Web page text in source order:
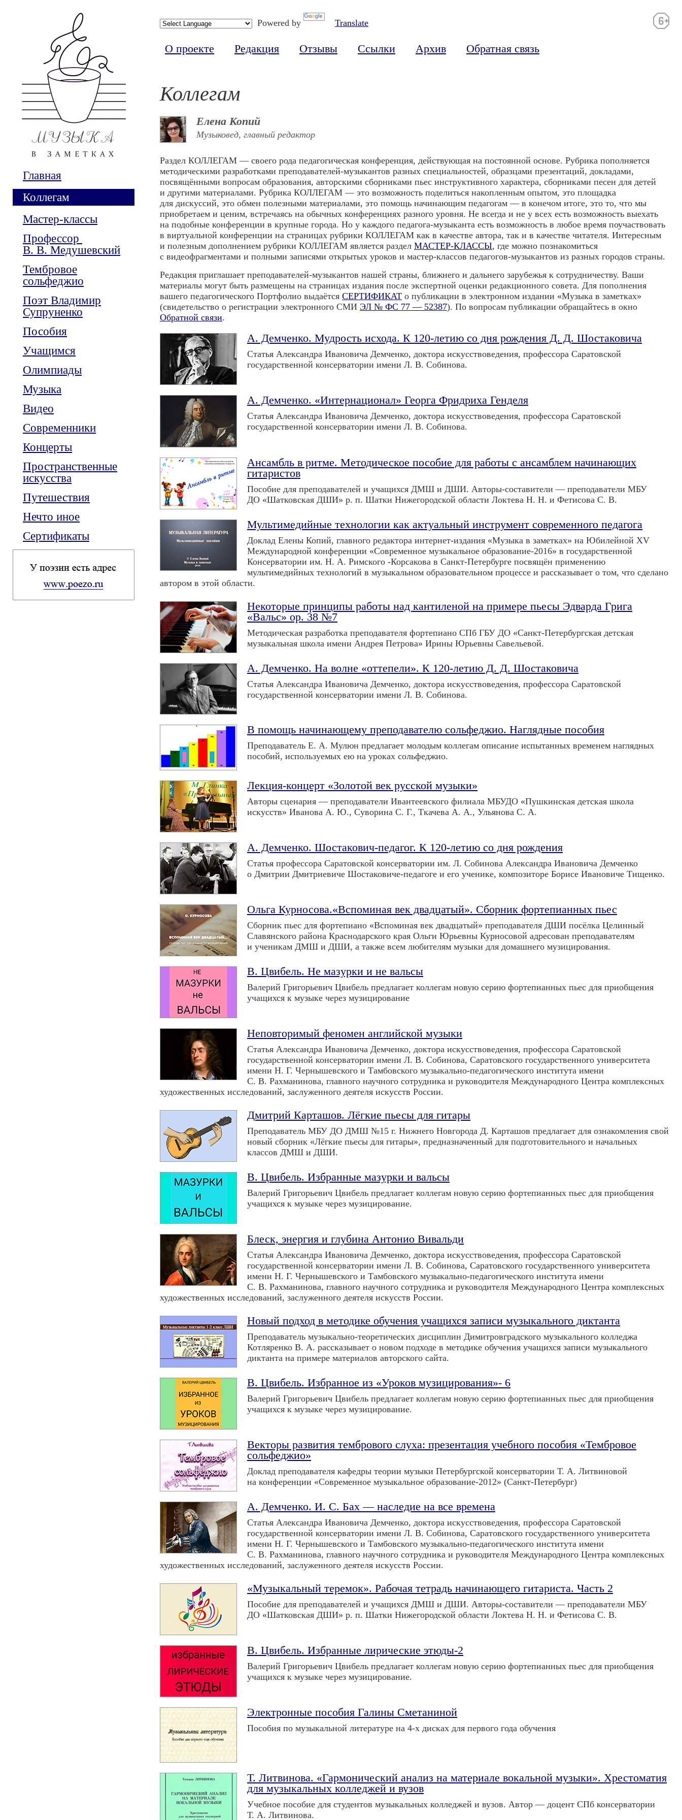
Главная
Коллегам
Мастер-классы
Профессор
В. В. Медушевский
Тембровое
сольфеджио
Поэт Владимир
Супруненко
Пособия
Учащимся
Олимпиады
Музыка
Видео
Современники
Концерты
Пространственные
искусства
Путешествия
Нечто иное
Сертификаты
Powered by Translate
О проекте Редакция Отзывы Ссылки Архив Обратная связь
Коллегам
Елена Копий
Музыковед, главный редактор
Раздел КОЛЛЕГАМ — своего рода педагогическая конференция, действующая на постоянной основе. Рубрика пополняется
методическими разработками преподавателей-музыкантов разных специальностей, образцами презентаций, докладами,
посвящёнными вопросам образования, авторскими сборниками пьес инструктивного характера, сборниками песен для детей
и другими материалами. Рубрика КОЛЛЕГАМ — это возможность поделиться накопленным опытом, это площадка
для дискуссий, это обмен полезными материалами, это помощь начинающим педагогам — в конечом итоге, это то, что мы
приобретаем и ценим, встречаясь на обычных конференциях разного уровня. Не всегда и не у всех есть возможность выехать
на подобные конференции в крупные города. Но у каждого педагога-музыканта есть возможность в любое время поучаствовать
в виртуальной конференции на страницах рубрики КОЛЛЕГАМ как в качестве автора, так и в качестве читателя. Интересным
и полезным дополнением рубрики КОЛЛЕГАМ является раздел МАСТЕР-КЛАССЫ, где можно познакомиться
с видеофрагментами и полными записями открытых уроков и мастер-классов педагогов-музыкантов из разных городов страны.
Редакция приглашает преподавателей-музыкантов нашей страны, ближнего и дальнего зарубежья к сотрудничеству. Ваши
материалы могут быть размещены на страницах издания после экспертной оценки редакционного совета. Для пополнения
вашего педагогического Портфолио выдаётся СЕРТИФИКАТ о публикации в электронном издании «Музыка в заметках»
(свидетельство о регистрации электронного СМИ ЭЛ № ФС 77 — 52387). По вопросам публикации обращайтесь в окно
Обратной связи.
А. Демченко. Мудрость исхода. К 120-летию со дня рождения Д. Д. Шостаковича
Статья Александра Ивановича Демченко, доктора искусствоведения, профессора Саратовской
государственной консерватории имени Л. В. Собинова.
А. Демченко. «Интернационал» Георга Фридриха Генделя
Статья Александра Ивановича Демченко, доктора искусствоведения, профессора Саратовской
государственной консерватории имени Л. В. Собинова.
Ансамбль в ритме. Методическое пособие для работы с ансамблем начинающих
гитаристов
Пособие для преподавателей и учащихся ДМШ и ДШИ. Авторы-составители — преподаватели МБУ
ДО «Шатковская ДШИ» р. п. Шатки Нижегородской области Локтева Н. Н. и Фетисова С. В.
Мультимедийные технологии как актуальный инструмент современного педагога
Доклад Елены Копий, главного редактора интернет-издания «Музыка в заметках» на Юбилейной ХV
Международной конференции «Современное музыкальное образование-2016» в государственной
Консерватории им. Н. А. Римского -Корсакова в Санкт-Петербурге посвящён применению
мультимедийных технологий в музыкальном образовательном процессе и рассказывает о том, что сделано
автором в этой области.
Некоторые принципы работы над кантиленой на примере пьесы Эдварда Грига
«Вальс» ор. 38 №7
Методическая разработка преподавателя фортепиано СПб ГБУ ДО «Санкт-Петербургская детская
музыкальная школа имени Андрея Петрова» Ирины Юрьевны Савельевой.
А. Демченко. На волне «оттепели». К 120-летию Д. Д. Шостаковича
Статья Александра Ивановича Демченко, доктора искусствоведения, профессора Саратовской
государственной консерватории имени Л. В. Собинова.
В помощь начинающему преподавателю сольфеджио. Наглядные пособия
Преподаватель Е. А. Мулюн предлагает молодым коллегам описание испытанных временем наглядных
пособий, используемых ею на уроках сольфеджио.
Лекция-концерт «Золотой век русской музыки»
Авторы сценария — преподаватели Ивантеевского филиала МБУДО «Пушкинская детская школа
искусств» Иванова А. Ю., Суворина С. Г., Ткачева А. А., Ульянова С. А.
А. Демченко. Шостакович-педагог. К 120-летию со дня рождения
Статья профессора Саратовской консерватории им. Л. Собинова Александра Ивановича Демченко
о Дмитрии Дмитриевиче Шостаковиче-педагоге и его ученике, композиторе Борисе Ивановиче Тищенко.
Ольга Курносова.«Вспоминая век двадцатый». Сборник фортепианных пьес
Сборник пьес для фортепиано «Вспоминая век двадцатый» преподавателя ДШИ посёлка Целинный
Славянского района Краснодарского края Ольги Юрьевны Курносовой адресован преподавателям
и ученикам ДМШ и ДШИ, а также всем любителям музыки для домашнего музицирования.
В. Цвибель. Не мазурки и не вальсы
Валерий Григорьевич Цвибель предлагает коллегам новую серию фортепианных пьес для приобщения
учащихся к музыке через музицирование
Неповторимый феномен английской музыки
Статья Александра Ивановича Демченко, доктора искусствоведения, профессора Саратовской
государственной консерватории имени Л. В. Собинова, Саратовского государственного университета
имени Н. Г. Чернышевского и Тамбовского музыкально-педагогического института имени
С. В. Рахманинова, главного научного сотрудника и руководителя Международного Центра комплексных
художественных исследований, заслуженного деятеля искусств России.
Дмитрий Карташов. Лёгкие пьесы для гитары
Преподаватель МБУ ДО ДМШ №15 г. Нижнего Новгорода Д. Карташов предлагает для ознакомления свой
новый сборник «Лёгкие пьесы для гитары», предназначенный для подготовительного и начальных
классов ДМШ и ДШИ.
В. Цвибель. Избранные мазурки и вальсы
Валерий Григорьевич Цвибель предлагает коллегам новую серию фортепианных пьес для приобщения
учащихся к музыке через музицирование.
Блеск, энергия и глубина Антонио Вивальди
Статья Александра Ивановича Демченко, доктора искусствоведения, профессора Саратовской
государственной консерватории имени Л. В. Собинова, Саратовского государственного университета
имени Н. Г. Чернышевского и Тамбовского музыкально-педагогического института имени
С. В. Рахманинова, главного научного сотрудника и руководителя Международного Центра комплексных
художественных исследований, заслуженного деятеля искусств России.
Новый подход в методике обучения учащихся записи музыкального диктанта
Преподаватель музыкально-теоретических дисциплин Димитровградского музыкального колледжа
Котляренко В. А. рассказывает о новом подходе в методике обучения учащихся записи музыкального
диктанта на примере материалов авторского сайта.
В. Цвибель. Избранное из «Уроков музицирования»- 6
Валерий Григорьевич Цвибель предлагает коллегам новую серию фортепианных пьес для приобщения
учащихся к музыке через музицирование.
Векторы развития тембрового слуха: презентация учебного пособия «Тембровое
сольфеджио»
Доклад преподавателя кафедры теории музыки Петербургской консерватории Т. А. Литвиновой
на конференции «Современное музыкальное образование-2012» (Санкт-Петербург)
А. Демченко. И. С. Бах — наследие на все времена
Статья Александра Ивановича Демченко, доктора искусствоведения, профессора Саратовской
государственной консерватории имени Л. В. Собинова, Саратовского государственного университета
имени Н. Г. Чернышевского и Тамбовского музыкально-педагогического института имени
С. В. Рахманинова, главного научного сотрудника и руководителя Международного Центра комплексных
художественных исследований, заслуженного деятеля искусств России.
«Музыкальный теремок». Рабочая тетрадь начинающего гитариста. Часть 2
Пособие для преподавателей и учащихся ДМШ и ДШИ. Авторы-составители — преподаватели МБУ
ДО «Шатковская ДШИ» р. п. Шатки Нижегородской области Локтева Н. Н. и Фетисова С. В.
В. Цвибель. Избранные лирические этюды-2
Валерий Григорьевич Цвибель предлагает коллегам новую серию фортепианных пьес для приобщения
учащихся к музыке через музицирование.
Электронные пособия Галины Сметаниной
Пособия по музыкальной литературе на 4-х дисках для первого года обучения
Т. Литвинова. «Гармонический анализ на материале вокальной музыки». Хрестоматия
для музыкальных колледжей и вузов
Учебное пособие для студентов музыкальных колледжей и вузов. Автор — доцент СПб консерватории
Т. А. Литвинова.